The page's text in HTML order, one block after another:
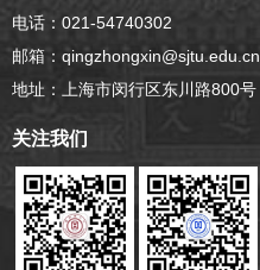
电话：021-54740302
邮箱：qingzhongxin@sjtu.edu.cn
地址：上海市闵行区东川路800号
关注我们